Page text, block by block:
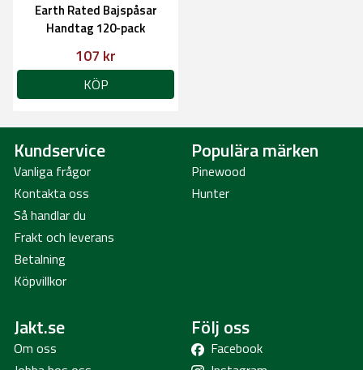
Earth Rated Bajspåsar
Handtag 120-pack
107 kr
KÖP
Kundservice
Vanliga frågor
Kontakta oss
Så handlar du
Frakt och leverans
Betalning
Köpvillkor
Populära märken
Pinewood
Hunter
Jakt.se
Om oss
Följ oss
Facebook